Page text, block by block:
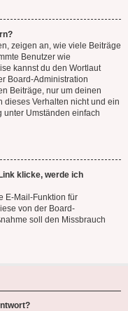
zeigen an, wie viele Beiträge
Benutzer wie
kannst du den Wortlaut
Board-Administration
Beiträge, nur um deinen
Verhalten nicht und ein
unter Umständen einfach
klicke, werde ich
E-Mail-Funktion für
von der Board-
soll den Missbrauch